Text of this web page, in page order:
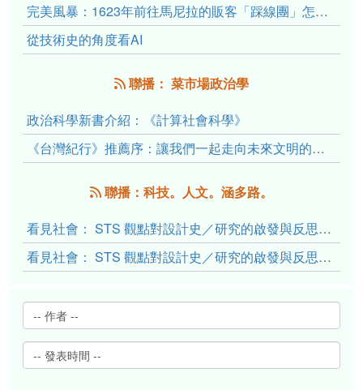
完美風暴：1623年前往馬尼拉的販客「踩線團」怎麼會困死於澎湖?
從技術史的角度看AI
聯播： 菜市場政治學
政治科學新書介紹：《計算社會科學》
《台灣紀行》推薦序：讓我們一起走向未來文明的備忘錄
聯播：科技。人文。涵多路。
看見社會： STS 觀點對設計史／研究的啟發與反思（下）
看見社會： STS 觀點對設計史／研究的啟發與反思（上）